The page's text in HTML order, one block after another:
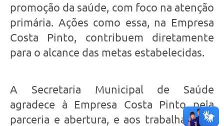
promoção da saúde, com foco na atenção
primária. Ações como essa, na Empresa
Costa Pinto, contribuem diretamente
para o alcance das metas estabelecidas.
A Secretaria Municipal de Saúde
agradece à Empresa Costa Pinto pela
parceria e abertura, e aos trabalhadores